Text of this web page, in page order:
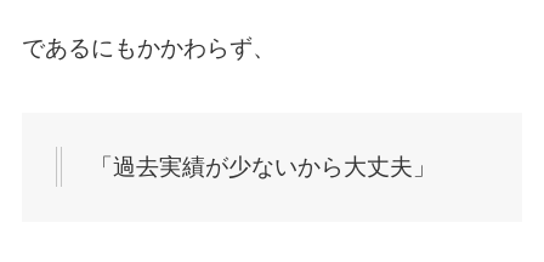
であるにもかかわらず、
「過去実績が少ないから大丈夫」